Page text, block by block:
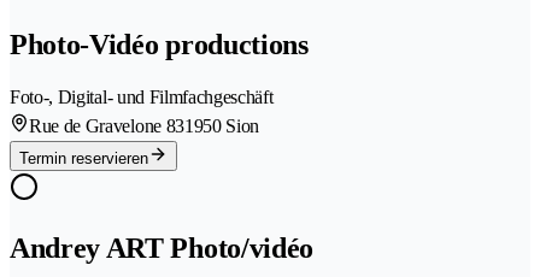
Photo-Vidéo productions
Foto-, Digital- und Filmfachgeschäft
Rue de Gravelone 831950 Sion
Termin reservieren
Andrey ART Photo/vidéo